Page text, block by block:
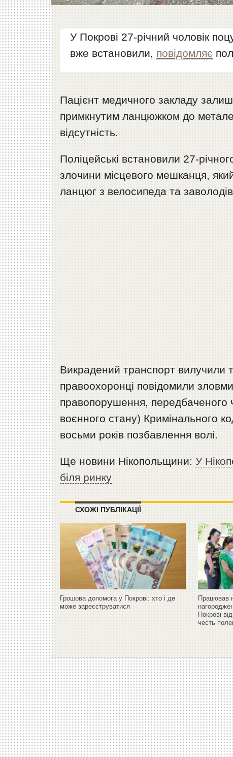
У Покрові 27-річний чоловік
вже встановили, повідомляє
Пацієнт медичного закладу
примкнутим ланцюжком до
відсутність.
Поліцейські встановили 27-
злочини місцевого мешканця,
ланцюг з велосипеда та
Викрадений транспорт вилучили
правоохоронці повідомили
правопорушення, передбаченого
воєнного стану) Кримінального
восьми років позбавлення волі.
Ще новини Нікопольщини:У
біля ринку
СХОЖІ ПУБЛІКАЦІЇ
Грошова допомога у Покрові: хто і де
може зареєструватися
Працював
Покрові
честь